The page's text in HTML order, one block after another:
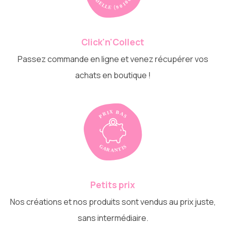
Click'n'Collect
Passez commande en ligne et venez récupérer vos
achats en boutique !
Petits prix
Nos créations et nos produits sont vendus au prix juste,
sans intermédiaire.